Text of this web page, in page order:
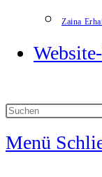
Zaina
Menü